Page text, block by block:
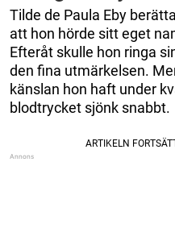
Tilde de Paula Eby
att hon hörde sitt eget
Efteråt skulle hon ringa
den fina utmärkelsen.
känslan hon haft under
blodtrycket sjönk snabbt.